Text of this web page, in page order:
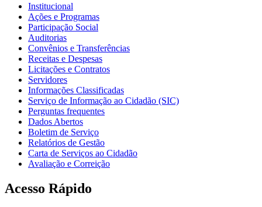
Institucional
Ações e Programas
Participação Social
Auditorias
Convênios e Transferências
Receitas e Despesas
Licitações e Contratos
Servidores
Informações Classificadas
Serviço de Informação ao Cidadão (SIC)
Perguntas frequentes
Dados Abertos
Boletim de Serviço
Relatórios de Gestão
Carta de Serviços ao Cidadão
Avaliação e Correição
Acesso Rápido